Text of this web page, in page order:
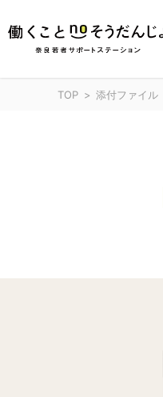
TOP 添付ファイル